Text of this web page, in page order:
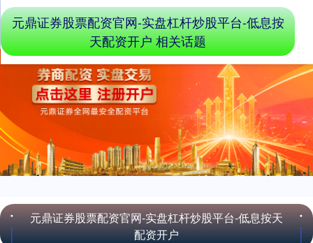
元鼎证券股票配资官网-实盘杠杆炒股平台-低息按天
配资开户
元鼎证券股票配资官网-实盘杠杆炒股平台-低息按
天配资开户 相关话题
上证综指 3900.35 +21.92 +0.57%
深证成指 14110.12 -34.08 -0.24%